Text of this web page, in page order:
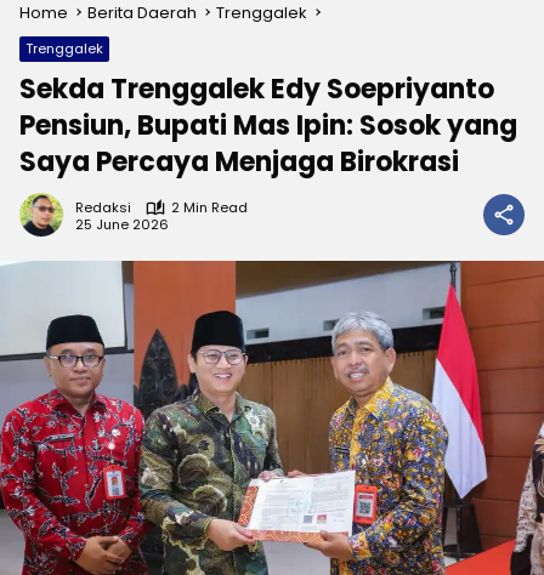
Home Berita Daerah Trenggalek
Trenggalek
Sekda Trenggalek Edy Soepriyanto
Pensiun, Bupati Mas Ipin: Sosok yang
Saya Percaya Menjaga Birokrasi
Redaksi
2 Min Read
25 June 2026